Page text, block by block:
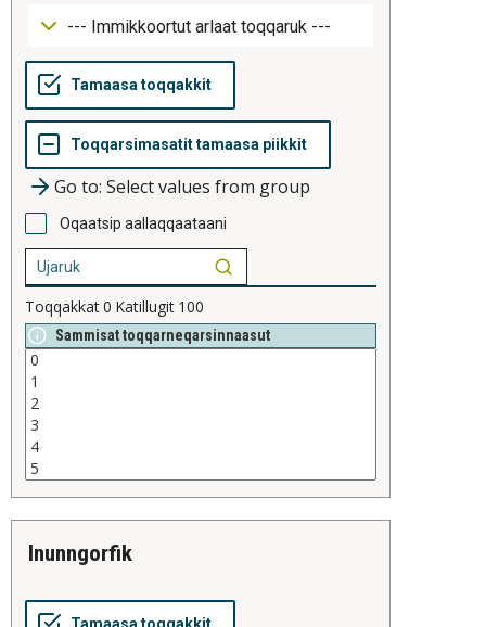
Go to: Select values from group
Oqaatsip aallaqqaataani
Toqqakkat0 Katillugit 100
Sammisat toqqarneqarsinnaasut
inunngorfik